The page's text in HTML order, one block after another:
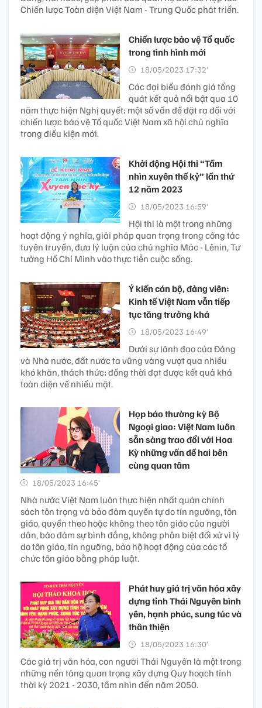
Chiến lược Toàn diện Việt Nam - Trung Quốc phát triển.
Chiến lược bảo vệ Tổ quốc
trong tình hình mới
18/05/2023 17:32’
Các đại biểu đánh giá tổng
quát kết quả nổi bật qua 10
năm thực hiện Nghị quyết; một số vấn đề đặt ra đối với
chiến lược bảo vệ Tổ quốc Việt Nam xã hội chủ nghĩa
trong điều kiện mới.
Khởi động Hội thi “Tầm
nhìn xuyên thế kỷ” lần thứ
12 năm 2023
18/05/2023 16:59’
Hội thi là một trong những
hoạt động ý nghĩa, giải pháp quan trọng trong công tác
tuyên truyền, đưa lý luận của chủ nghĩa Mác - Lênin, Tư
tưởng Hồ Chí Minh vào thực tiễn cuộc sống.
Ý kiến cán bộ, đảng viên:
Kinh tế Việt Nam vẫn tiếp
tục tăng trưởng khá
18/05/2023 16:49’
Dưới sự lãnh đạo của Đảng
và Nhà nước, đất nước ta vững vàng vượt qua nhiều
khó khăn, thách thức; đồng thời đạt được kết quả khá
toàn diện về nhiều mặt.
Họp báo thường kỳ Bộ
Ngoại giao: Việt Nam luôn
sẵn sàng trao đổi với Hoa
Kỳ những vấn đề hai bên
cùng quan tâm
18/05/2023 16:45’
Nhà nước Việt Nam luôn thực hiện nhất quán chính
sách tôn trọng và bảo đảm quyền tự do tín ngưỡng, tôn
giáo, quyền theo hoặc không theo tôn giáo của người
dân, bảo đảm sự bình đẳng, không phân biệt đối xử vì lý
do tôn giáo, tín ngưỡng, bảo hộ hoạt động của các tổ
chức tôn giáo bằng pháp luật.
Phát huy giá trị văn hóa xây
dựng tỉnh Thái Nguyên bình
yên, hạnh phúc, sung túc và
thân thiện
18/05/2023 16:30’
Các giá trị văn hóa, con người Thái Nguyên là một trong
những nền tảng quan trọng xây dựng Quy hoạch tỉnh
thời kỳ 2021 - 2030, tầm nhìn đến năm 2050.